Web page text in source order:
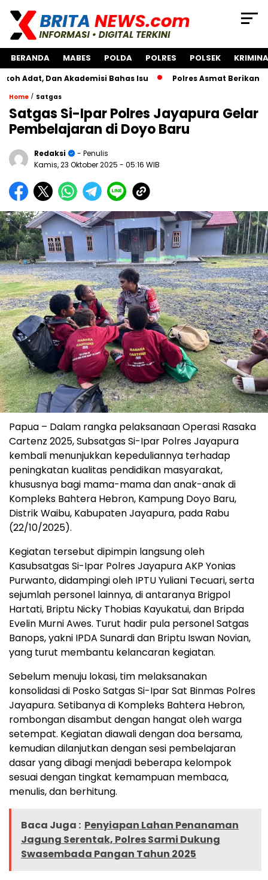
BERANDA MABES POLDA POLRES POLSEK
Akademisi Bahas Isu Polres Asmat Berikan Bantuan
Home / Satgas
Satgas Si-Ipar Polres Jayapura Gelar
Pembelajaran di Doyo Baru
Redaksi
- Penulis
Kamis, 23 Oktober 2025 - 05:16 WIB
Papua – Dalam rangka pelaksanaan Operasi Rasaka
Cartenz 2025, Subsatgas Si-Ipar Polres Jayapura
kembali menunjukkan kepeduliannya terhadap
peningkatan kualitas pendidikan masyarakat,
khususnya bagi mama-mama dan anak-anak di
Kompleks Bahtera Hebron, Kampung Doyo Baru,
Distrik Waibu, Kabupaten Jayapura, pada Rabu
(22/10/2025).
Kegiatan tersebut dipimpin langsung oleh
Kasubsatgas Si-Ipar Polres Jayapura AKP Yonias
Purwanto, didampingi oleh IPTU Yuliani Tecuari, serta
sejumlah personel lainnya, di antaranya Brigpol
Hartati, Briptu Nicky Thobias Kayukatui, dan Bripda
Evelin Murni Awes. Turut hadir pula personel Satgas
Banops, yakni IPDA Sunardi dan Briptu Iswan Novian,
yang turut membantu kelancaran kegiatan.
Sebelum menuju lokasi, tim melaksanakan
konsolidasi di Posko Satgas Si-Ipar Sat Binmas Polres
Jayapura. Setibanya di Kompleks Bahtera Hebron,
rombongan disambut dengan hangat oleh warga
setempat. Kegiatan diawali dengan doa bersama,
kemudian dilanjutkan dengan sesi pembelajaran
dasar yang dibagi menjadi beberapa kelompok
sesuai dengan tingkat kemampuan membaca,
menulis, dan berhitung.
Baca Juga : Penyiapan Lahan Penanaman
Jagung Serentak, Polres Sarmi Dukung
Swasembada Pangan Tahun 2025